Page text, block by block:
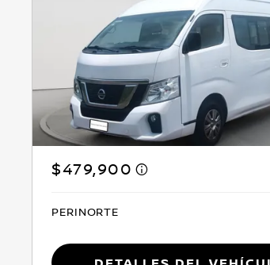
$479,900
PERINORTE